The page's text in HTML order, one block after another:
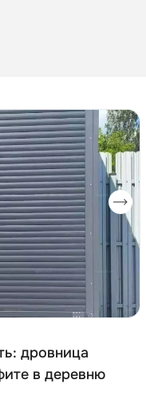
дровница
в деревню